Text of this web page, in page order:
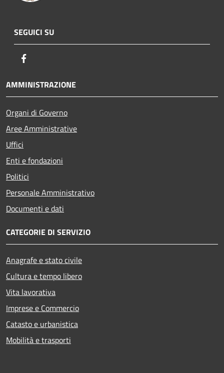
SEGUICI SU
AMMINISTRAZIONE
Organi di Governo
Aree Amministrative
Uffici
Enti e fondazioni
Politici
Personale Amministrativo
Documenti e dati
CATEGORIE DI SERVIZIO
Anagrafe e stato civile
Cultura e tempo libero
Vita lavorativa
Imprese e Commercio
Catasto e urbanistica
Mobilità e trasporti